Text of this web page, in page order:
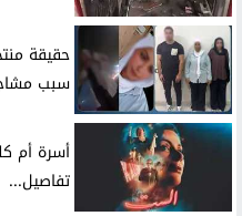
حقيقة
سبب
أسرة أم
تفاصيل...